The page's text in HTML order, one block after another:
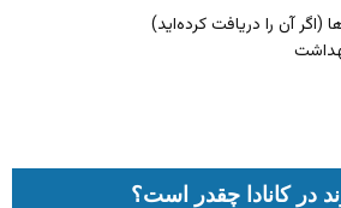
در کانادا چقدر است؟